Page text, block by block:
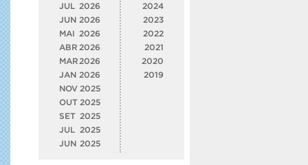
JUL 2026
JUN 2026
MAI
2026
ABR 2026
MAR 2026
JAN 2026
NOV 2025
OUT 2025
SET 2025
JUL
2025
JUN 2025
2024
2023
2022
2021
2020
2019